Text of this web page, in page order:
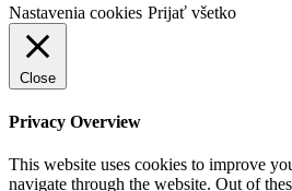
Nastavenia cookies Prijať všetko
Close
Privacy Overview
This website uses cookies to improve
navigate through the website. Out of